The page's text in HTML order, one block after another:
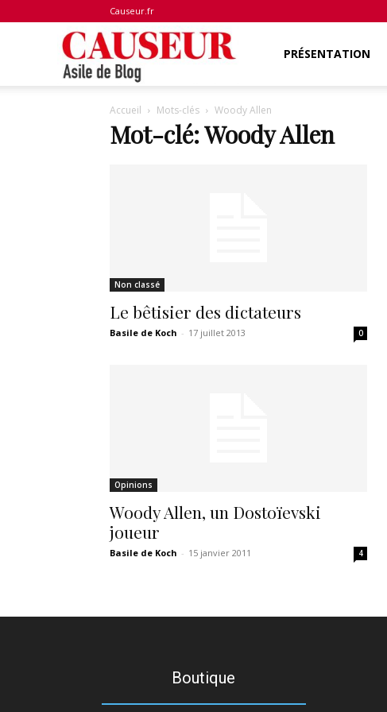
Causeur.fr
de
PRÉSENTATION
Accueil Mots-clés Woody Allen
Mot-clé: Woody Allen
Non classé
Le bêtisier des dictateurs
Basile de Koch - 17 juillet 2013 0
Opinions
Woody Allen, un Dostoïevski
joueur
Basile de Koch - 15 janvier 2011 4
Boutique